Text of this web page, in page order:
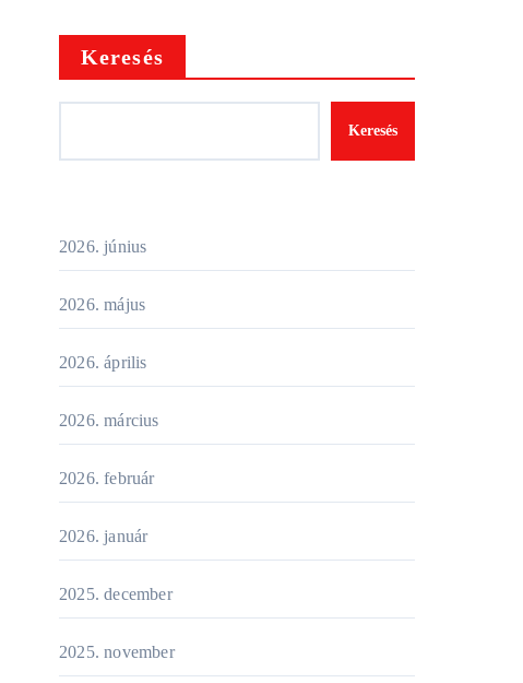
Keresés
Keresés
2026. június
2026. május
2026. április
2026. március
2026. február
2026. január
2025. december
2025. november